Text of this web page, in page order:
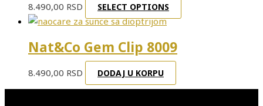
8.490,00 RSD SELECT OPTIONS
Nat&Co Gem Clip 8009
8.490,00 RSD DODAJ U KORPU